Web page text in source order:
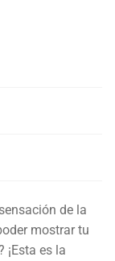
de la
mostrar tu
es la